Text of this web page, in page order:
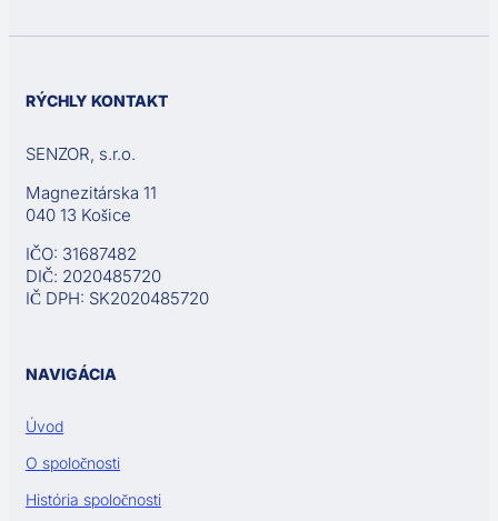
RÝCHLY KONTAKT
SENZOR, s.r.o.
Magnezitárska 11
040 13 Košice
IČO: 31687482
DIČ: 2020485720
IČ DPH: SK2020485720
NAVIGÁCIA
Úvod
O spoločnosti
História spoločnosti